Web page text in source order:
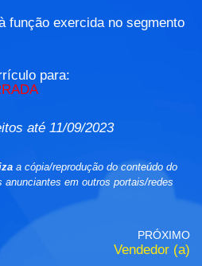
função exercida no segmento
para:
até 11/09/2023
a cópia/reprodução do conteúdo do
em outros portais/redes
PRÓXIMO
Vendedor (a)